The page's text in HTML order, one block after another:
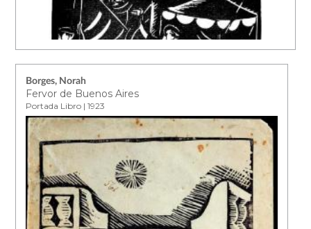
Borges, Norah
Fervor de Buenos Aires
Portada Libro | 1923